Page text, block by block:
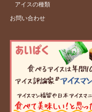
アイスの種類
お問い合わせ